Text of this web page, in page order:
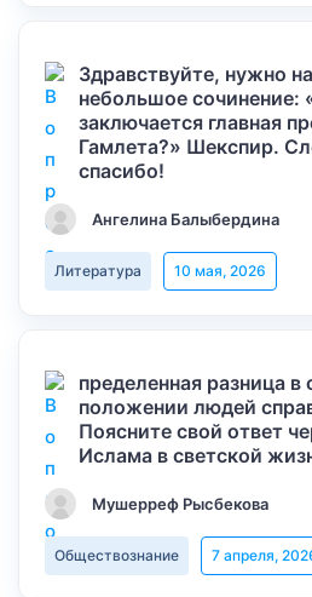
Здравствуйте, нужно
небольшое сочинение:
заключается главная
Гамлета?» Шекспир.
спасибо!
Ангелина Балыбердина
Литература 10 мая, 2026
пределенная разница
положении людей
Поясните свой ответ
Ислама в светской
Мушерреф Рысбекова
Обществознание 7 апреля,